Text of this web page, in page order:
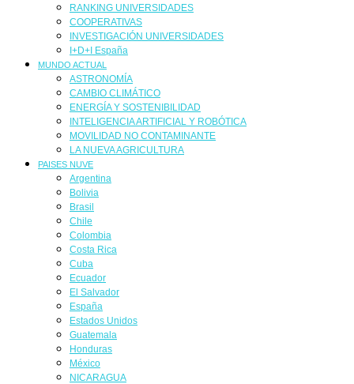
RANKING UNIVERSIDADES
COOPERATIVAS
INVESTIGACIÓN UNIVERSIDADES
I+D+I España
MUNDO ACTUAL
ASTRONOMÍA
CAMBIO CLIMÁTICO
ENERGÍA Y SOSTENIBILIDAD
INTELIGENCIA ARTIFICIAL Y ROBÓTICA
MOVILIDAD NO CONTAMINANTE
LA NUEVA AGRICULTURA
PAISES NUVE
Argentina
Bolivia
Brasil
Chile
Colombia
Costa Rica
Cuba
Ecuador
El Salvador
España
Estados Unidos
Guatemala
Honduras
México
NICARAGUA